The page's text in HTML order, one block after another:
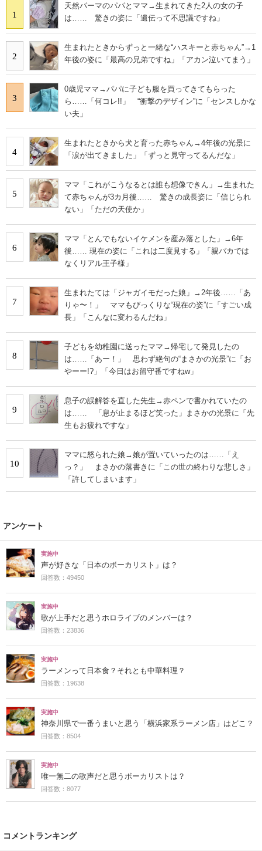
1
天然パーマのパパとママ→生まれてきた2人の女の子
は…… 驚きの姿に「遺伝って不思議ですね」
2
生まれたときからずっと一緒な“ハスキーと赤ちゃん”→1
年後の姿に「最高の兄弟ですね」「アカン泣いてまう」
3
0歳児ママ→パパに子ども服を買ってきてもらった
ら……「何コレ!!」 “衝撃のデザイン”に「センスしかな
い夫」
4
生まれたときから犬と育った赤ちゃん→4年後の光景に
「涙が出てきました」「ずっと見守ってるんだな」
5
ママ「これがこうなるとは誰も想像できん」→生まれた
て赤ちゃんが3カ月後…… 驚きの成長姿に「信じられ
ない」「ただの天使か」
6
ママ「とんでもないイケメンを産み落とした」→6年
後…… 現在の姿に「これは二度見する」「親バカでは
なくリアル王子様」
7
生まれたては「ジャガイモだった娘」→2年後……「あ
りゃ〜！」 ママもびっくりな“現在の姿”に「すごい成
長」「こんなに変わるんだね」
8
子どもを幼稚園に送ったママ→帰宅して発見したの
は……「あー！」 思わず絶句の“まさかの光景”に「お
やーー!?」「今日はお留守番ですねw」
9
息子の誤解答を直した先生→赤ペンで書かれていたの
は…… 「息が止まるほど笑った」まさかの光景に「先
生もお疲れですな」
10
ママに怒られた娘→娘が置いていったのは……「え
っ？」 まさかの落書きに「この世の終わりな悲しさ」
「許してしまいます」
アンケート
実施中
声が好きな「日本のボーカリスト」は？
回答数：49450
実施中
歌が上手だと思うホロライブのメンバーは？
回答数：23836
実施中
ラーメンって日本食？それとも中華料理？
回答数：19638
実施中
神奈川県で一番うまいと思う「横浜家系ラーメン店」はどこ？
回答数：8504
実施中
唯一無二の歌声だと思うボーカリストは？
回答数：8077
コメントランキング